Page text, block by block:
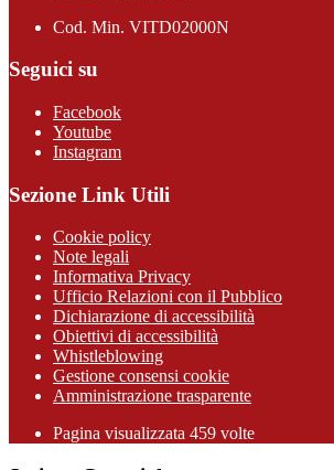
Cod. Min. VITD02000N
Seguici su
Facebook
Youtube
Instagram
Sezione Link Utili
Cookie policy
Note legali
Informativa Privacy
Ufficio Relazioni con il Pubblico
Dichiarazione di accessibilità
Obiettivi di accessibilità
Whistleblowing
Gestione consensi cookie
Amministrazione trasparente
Pagina visualizzata 459 volte